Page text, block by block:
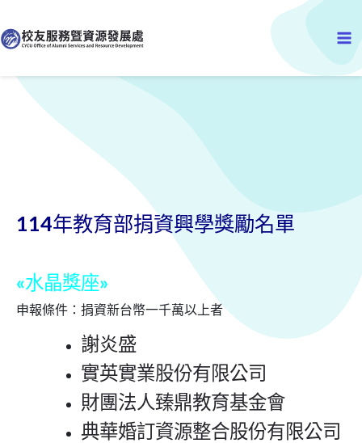
至
主
114年教育部捐資興學獎勵名單
«水晶獎座»
申報條件：捐資新台幣一千萬以上者
謝炎盛
實英實業股份有限公司
財團法人臻鼎教育基金會
典華婚訂資源整合股份有限公司